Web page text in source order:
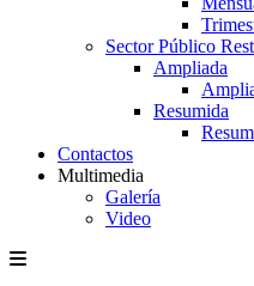
Sector Público
Ampliada
Resumida
Contactos
Multimedia
Galería
Video